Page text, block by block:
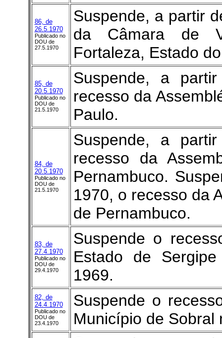
86, de
26.5.1970
Publicado no
DOU de
27.5.1970
Suspende, a partir
da Câmara de
Fortaleza, Estado
85, de
20.5.1970
Publicado no
DOU de
21.5.1970
Suspende, a
recesso da
Paulo.
84, de
20.5.1970
Publicado no
DOU de
21.5.1970
Suspende, a
recesso da
Pernambuco.
1970, o recesso da
de Pernambuco.
83, de
27.4.1970
Publicado no
DOU de
29.4.1970
Suspende o
Estado de
1969.
82, de
24.4.1970
Publicado no
DOU de
23.4.1970
Suspende o
Município de Sobral